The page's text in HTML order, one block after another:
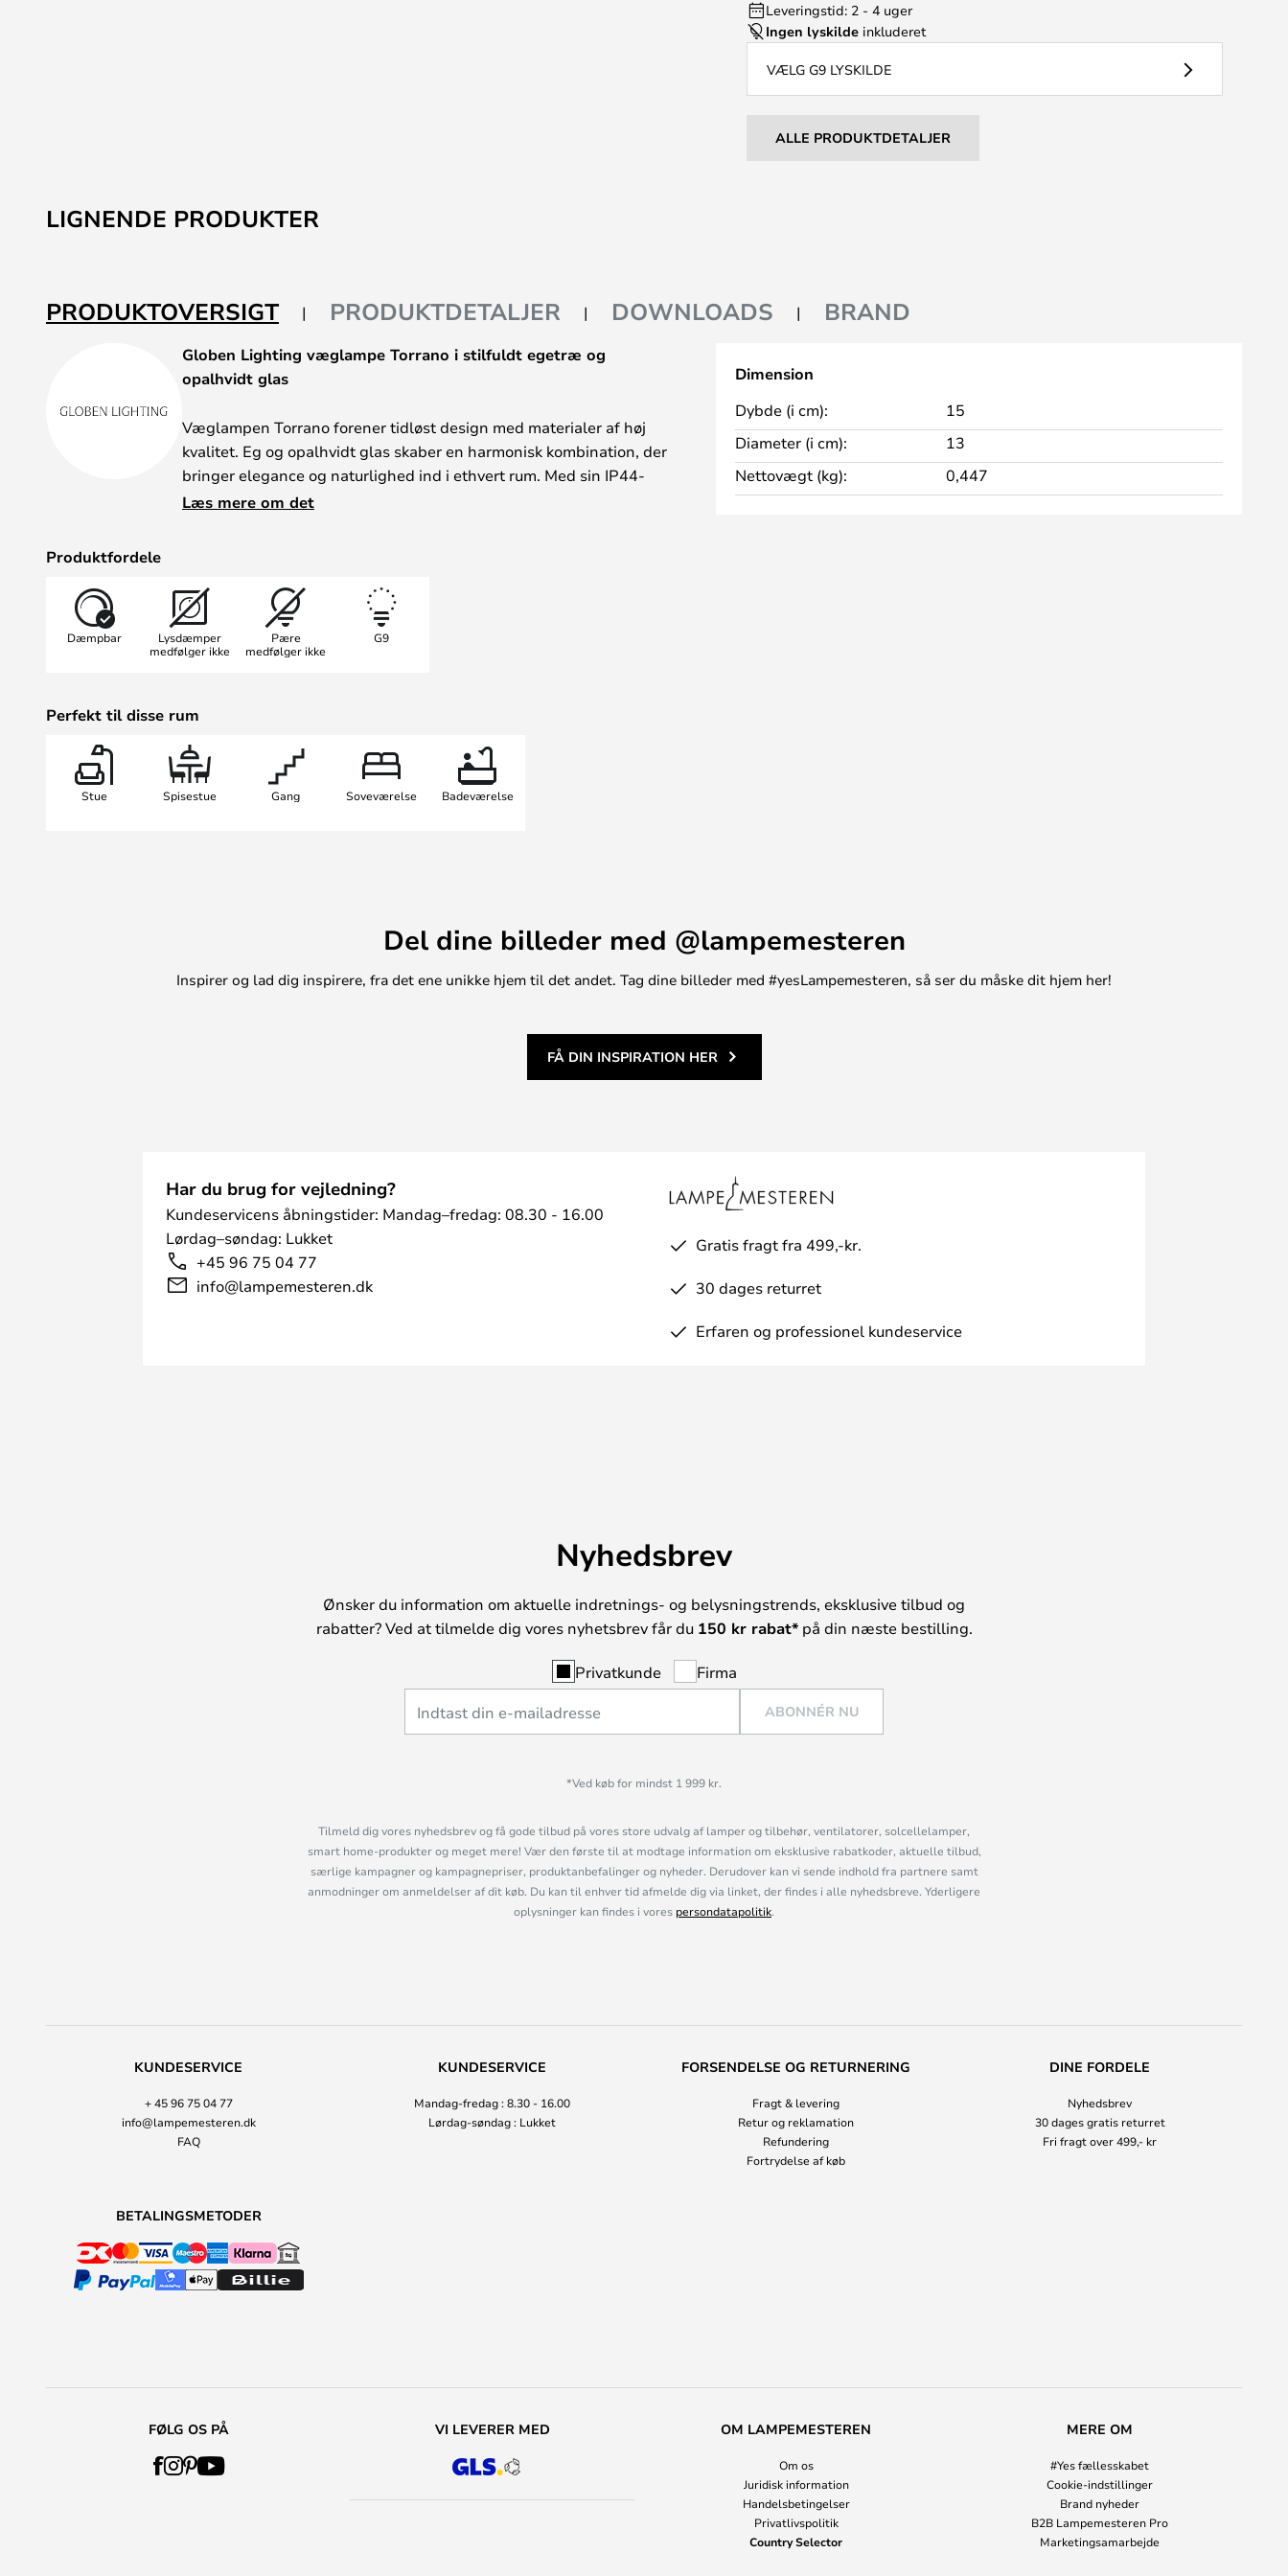
Leveringstid: 2 - 4 uger
Ingen lyskilde inkluderet
VÆLG G9 LYSKILDE
ALLE PRODUKTDETALJER
LIGNENDE PRODUKTER
PRODUKTOVERSIGT PRODUKTDETALJER DOWNLOADS BRAND
Globen Lighting væglampe Torrano i stilfuldt egetræ og
opalhvidt glas
Væglampen Torrano forener tidløst design med materialer af høj
kvalitet. Eg og opalhvidt glas skaber en harmonisk kombination, der
bringer elegance og naturlighed ind i ethvert rum. Med sin IP44-
certificering er lampen også velegnet til vådrum og tilbyder alsidige
fleksibel tilpasning af lysintensiteten. Lampen er designet af
Patrick Hall og overbeviser med sine klare linjer og gennemtænkte
design, der kan integreres problemfrit i forskellige
Læs mere om det
Produktfordele
Dæmpbar
Lysdæmper
medfølger ikke
Pære
medfølger ikke
G9
Perfekt til disse rum
Stue Spisestue Gang Soveværelse Badeværelse
Dimension
Dybde (i cm):
15
Diameter (i cm):
13
Nettovægt (kg):
0,447
Del dine billeder med @lampemesteren
Inspirer og lad dig inspirere, fra det ene unikke hjem til det andet. Tag dine billeder med #yesLampemesteren, så ser du måske dit hjem her!
FÅ DIN INSPIRATION HER
Har du brug for vejledning?
Kundeservicens åbningstider: Mandag–fredag: 08.30 - 16.00
Lørdag–søndag: Lukket
+45 96 75 04 77
info@lampemesteren.dk
Gratis fragt fra 499,-kr.
30 dages returret
Erfaren og professionel kundeservice
Nyhedsbrev
Ønsker du information om aktuelle indretnings- og belysningstrends, eksklusive tilbud og
rabatter? Ved at tilmelde dig vores nyhetsbrev får du 150 kr rabat*på din næste bestilling.
Privatkunde Firma
ABONNÉR NU
*Ved køb for mindst 1 999 kr.
Tilmeld dig vores nyhedsbrev og få gode tilbud på vores store udvalg af lamper og tilbehør, ventilatorer, solcellelamper,
smart home-produkter og meget mere! Vær den første til at modtage information om eksklusive rabatkoder, aktuelle tilbud,
særlige kampagner og kampagnepriser, produktanbefalinger og nyheder. Derudover kan vi sende indhold fra partnere samt
anmodninger om anmeldelser af dit køb. Du kan til enhver tid afmelde dig via linket, der findes i alle nyhedsbreve. Yderligere
oplysninger kan findes i vores persondatapolitik.
KUNDESERVICE
+ 45 96 75 04 77
info@lampemesteren.dk
FAQ
KUNDESERVICE
Mandag-fredag : 8.30 - 16.00
Lørdag-søndag : Lukket
FORSENDELSE OG RETURNERING
Fragt & levering
Retur og reklamation
Refundering
Fortrydelse af køb
DINE FORDELE
Nyhedsbrev
30 dages gratis returret
Fri fragt over 499,- kr
BETALINGSMETODER
FØLG OS PÅ VI LEVERER MED OM LAMPEMESTEREN
Om os
Juridisk information
Handelsbetingelser
Privatlivspolitik
Country Selector
MERE OM
#Yes fællesskabet
Cookie-indstillinger
Brand nyheder
B2B Lampemesteren Pro
Marketingsamarbejde